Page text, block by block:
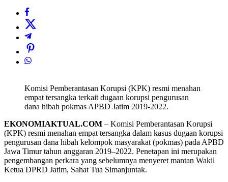
Komisi Pemberantasan Korupsi (KPK) resmi menahan
empat tersangka terkait dugaan korupsi pengurusan
dana hibah pokmas APBD Jatim 2019-2022.
EKONOMIAKTUAL.COM – Komisi Pemberantasan Korupsi
(KPK) resmi menahan empat tersangka dalam kasus dugaan korupsi
pengurusan dana hibah kelompok masyarakat (pokmas) pada APBD
Jawa Timur tahun anggaran 2019–2022. Penetapan ini merupakan
pengembangan perkara yang sebelumnya menyeret mantan Wakil
Ketua DPRD Jatim, Sahat Tua Simanjuntak.